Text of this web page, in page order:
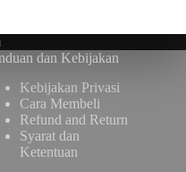
dan Kebijakan
Kebijakan Privasi
Cara Membeli
Refund and Return
Syarat dan
Ketentuan